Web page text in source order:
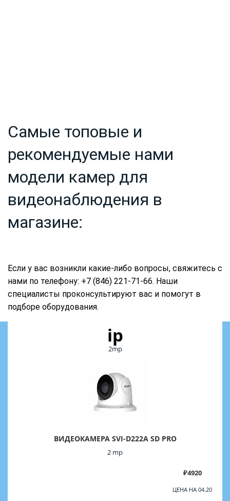
Самые топовые и
рекомендуемые нами
модели камер для
видеонаблюдения в
магазине:
Если у вас возникли какие-либо вопросы, свяжитесь с
нами по телефону: +7 (846) 221-71-66. Наши
специалисты проконсультируют вас и помогут в
подборе оборудования.
ip
2mp
ВИДЕОКАМЕРА SVI-D222A SD PRO
2 mp
₽4920
ЦЕНА НА 04.20